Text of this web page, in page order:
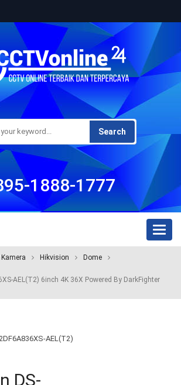
Search
1888-1777
Kamera Hikvision Dome
AEL(T2) 6inch 4K 36X Powered By DarkFighter
DS-